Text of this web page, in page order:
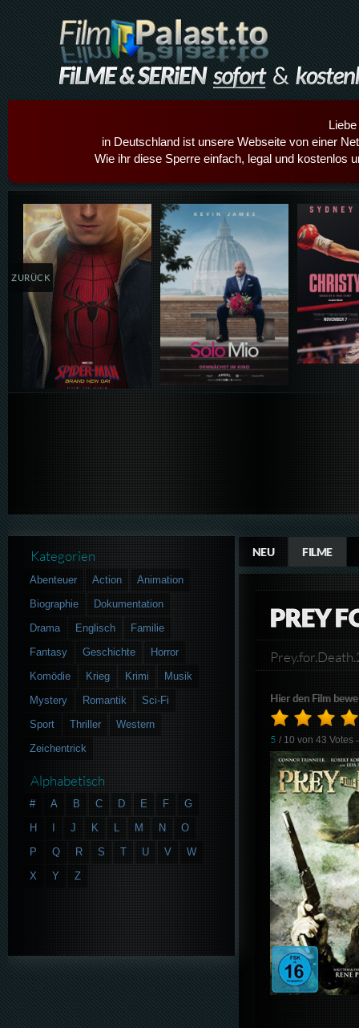
in Deutschland ist unsere Webseite von einer
Wie ihr diese Sperre einfach, legal und kostenlos
Details,Play Details,Play
ZURÜCK
NEU FILME
PREY
Hier den Film
5 / 10 von43 Votes
Kategorien
Abenteuer Action
Animation
Biographie
Dokumentation
Drama
Englisch
Familie
Fantasy
Geschichte
Horror
Komödie
Krieg Krimi
Musik
Mystery
Romantik
Sci-Fi
Sport
Thriller
Western
Zeichentrick
Alphabetisch
# A B C D E F
G
H
J K L M N
O
P
Q R S T U V
W
X
Y Z